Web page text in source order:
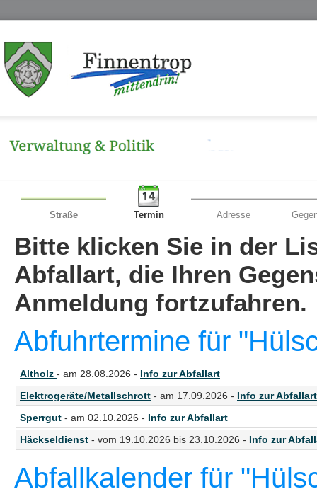
Straße Termin Adresse
Bitte klicken Sie in der
Abfallart, die Ihren
Anmeldung fortzufahren.
Abfuhrtermine für
Altholz - am 28.08.2026 - Info zur Abfallart
Elektrogeräte/Metallschrott - am 17.09.2026 - Info zur Abfallart
Sperrgut - am 02.10.2026 - Info zur Abfallart
Häckseldienst - vom 19.10.2026 bis 23.10.2026 - Info zur
Abfallkalender für